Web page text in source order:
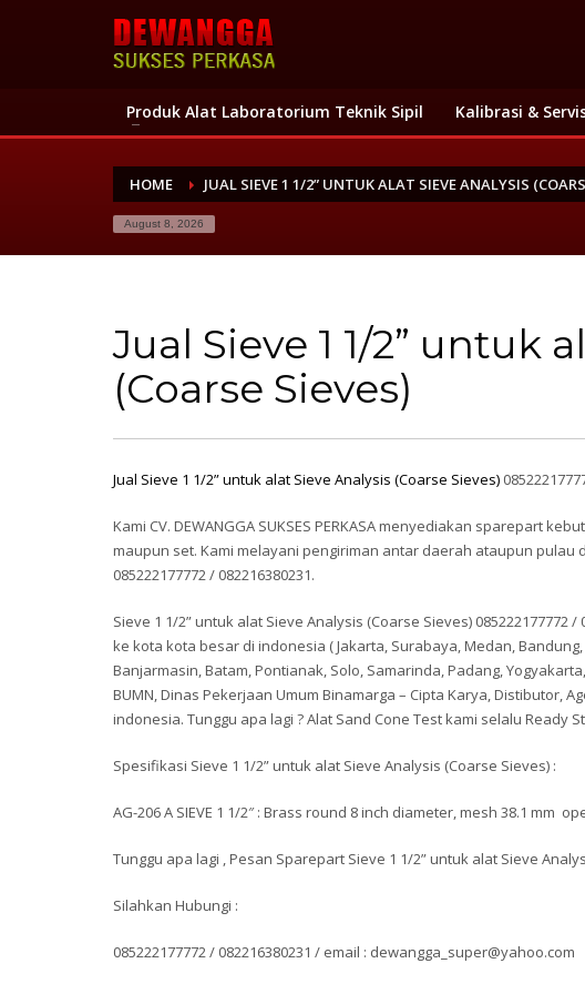
Produk Alat Laboratorium Teknik Sipil Kalibrasi &
HOME JUAL SIEVE 1 1/2” UNTUK ALAT SIEVE ANALYSIS
August 8, 2026
Jual Sieve 1 1/2” untuk
(Coarse Sieves)
Jual Sieve 1 1/2” untuk alat Sieve Analysis (Coarse Sieves)
Kami CV. DEWANGGA SUKSES PERKASA menyediakan sparepart
maupun set. Kami melayani pengiriman antar daerah ataupun
085222177772 / 082216380231.
Sieve 1 1/2” untuk alat Sieve Analysis (Coarse Sieves) 085222177772
ke kota kota besar di indonesia ( Jakarta, Surabaya, Medan,
Banjarmasin, Batam, Pontianak, Solo, Samarinda, Padang,
BUMN, Dinas Pekerjaan Umum Binamarga – Cipta Karya, Distibutor,
indonesia. Tunggu apa lagi ? Alat Sand Cone Test kami selalu Ready
Spesifikasi Sieve 1 1/2” untuk alat Sieve Analysis (Coarse Sieves) :
AG-206 A SIEVE 1 1/2″ : Brass round 8 inch diameter, mesh 38.1 mm
Tunggu apa lagi , Pesan Sparepart Sieve 1 1/2” untuk alat Sieve
Silahkan Hubungi :
085222177772 / 082216380231 / email : dewangga_super@yahoo.com